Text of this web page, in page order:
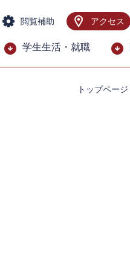
閲覧補助 アクセス
学生生活・就職
トップページ